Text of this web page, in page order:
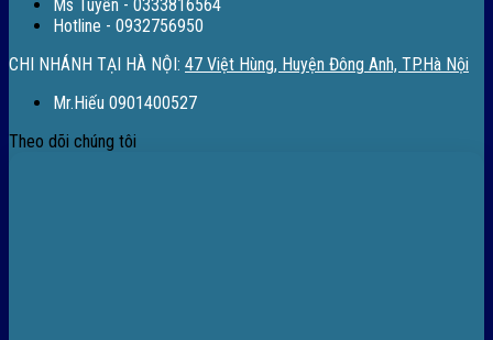
Ms Tuyền - 0333816564
Hotline - 0932756950
CHI NHÁNH TẠI HÀ NỘI: 47 Việt Hùng, Huyện Đông Anh, TP.Hà Nội
Mr.Hiếu 0901400527
Theo dõi chúng tôi